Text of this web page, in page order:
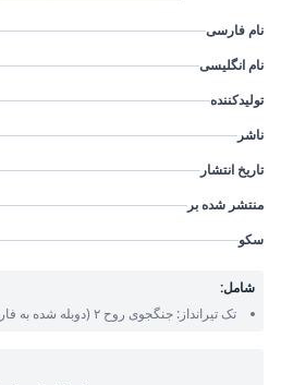
نام فارسی
نام انگلیسی
تولیدکننده
ناشر
تاریخ انتشار
منتشر شده بر
سکو
شامل:
تک تیرانداز: جنگجوی روح ۲
(دوبله شده به